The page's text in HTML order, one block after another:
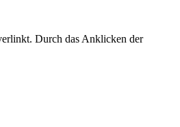
Durch das Anklicken der